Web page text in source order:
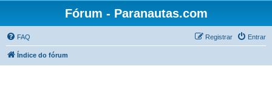
Fórum - Paranautas.com
FAQ Entrar
Registrar
Índice do fórum